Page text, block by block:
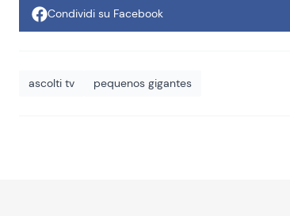
Condividi su Facebook
ascolti tv pequenos gigantes